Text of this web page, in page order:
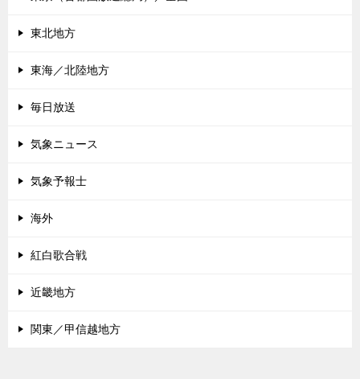
東北地方
東海／北陸地方
毎日放送
気象ニュース
気象予報士
海外
紅白歌合戦
近畿地方
関東／甲信越地方